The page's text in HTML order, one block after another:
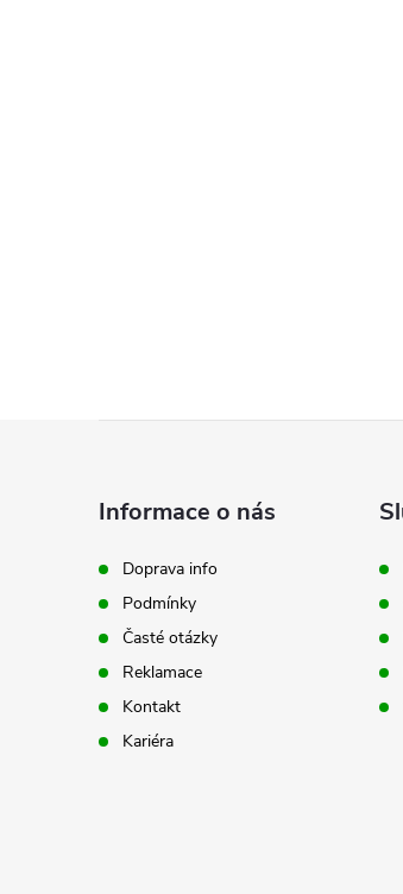
Informace o nás
Doprava info
Podmínky
Časté otázky
Reklamace
Kontakt
Kariéra